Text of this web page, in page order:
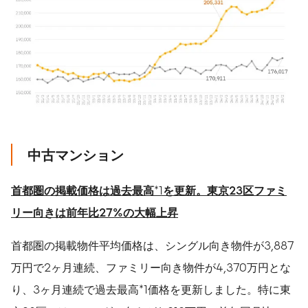
中古マンション
首都圏の掲載価格は過去最高*1を更新。東京23区ファミ
リー向きは前年比27%の大幅上昇
首都圏の掲載物件平均価格は、シングル向き物件が3,887
万円で2ヶ月連続、ファミリー向き物件が4,370万円とな
り、3ヶ月連続で過去最高*1価格を更新しました。特に東